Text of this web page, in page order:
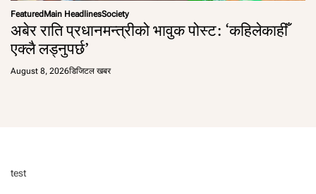
FeaturedMain HeadlinesSociety
अबेर राति प्रधानमन्त्रीको भावुक पोस्ट: ‘कहिलेकाहीँ
एक्लै लड्नुपर्छ’
August 8, 2026डिजिटल खबर
test